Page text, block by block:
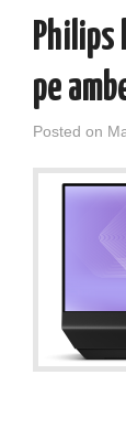
pe
Posted on